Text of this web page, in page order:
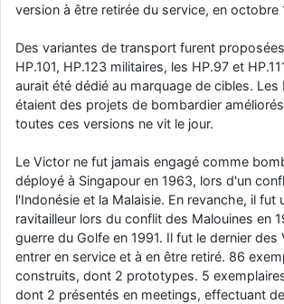
version à être retirée du service, en octobre
Des variantes de transport furent
HP.101, HP.123 militaires, les HP.97 et
aurait été dédié au marquage de cibles. Les
étaient des projets de bombardier
toutes ces versions ne vit le jour.
Le Victor ne fut jamais engagé comme
déployé à Singapour en 1963, lors d'un
l'Indonésie et la Malaisie. En revanche, il fut
ravitailleur lors du conflit des Malouines en
guerre du Golfe en 1991. Il fut le dernier des
entrer en service et à en être retiré. 86
construits, dont 2 prototypes. 5
dont 2 présentés en meetings, effectuant